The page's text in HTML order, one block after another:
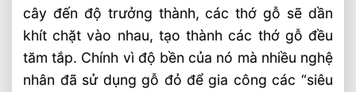
cây đến độ trưởng thành, các thớ gỗ sẽ dần
khít chặt vào nhau, tạo thành các thớ gỗ đều
tăm tắp. Chính vì độ bền của nó mà nhiều nghệ
nhân đã sử dụng gỗ đỏ để gia công các “siêu